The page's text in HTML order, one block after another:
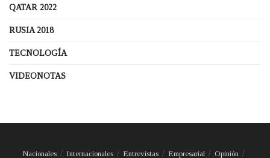
QATAR 2022
RUSIA 2018
TECNOLOGÍA
VIDEONOTAS
Nacionales Internacionales Entrevistas Empresarial Opinión